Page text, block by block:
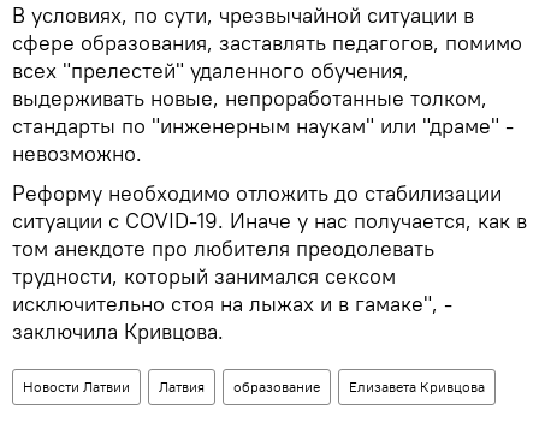
В условиях, по сути, чрезвычайной ситуации в
сфере образования, заставлять педагогов, помимо
всех "прелестей" удаленного обучения,
выдерживать новые, непроработанные толком,
стандарты по "инженерным наукам" или "драме" -
невозможно.
Реформу необходимо отложить до стабилизации
ситуации с COVID-19. Иначе у нас получается, как в
том анекдоте про любителя преодолевать
трудности, который занимался сексом
исключительно стоя на лыжах и в гамаке", -
заключила Кривцова.
Новости Латвии Латвия образование Елизавета Кривцова